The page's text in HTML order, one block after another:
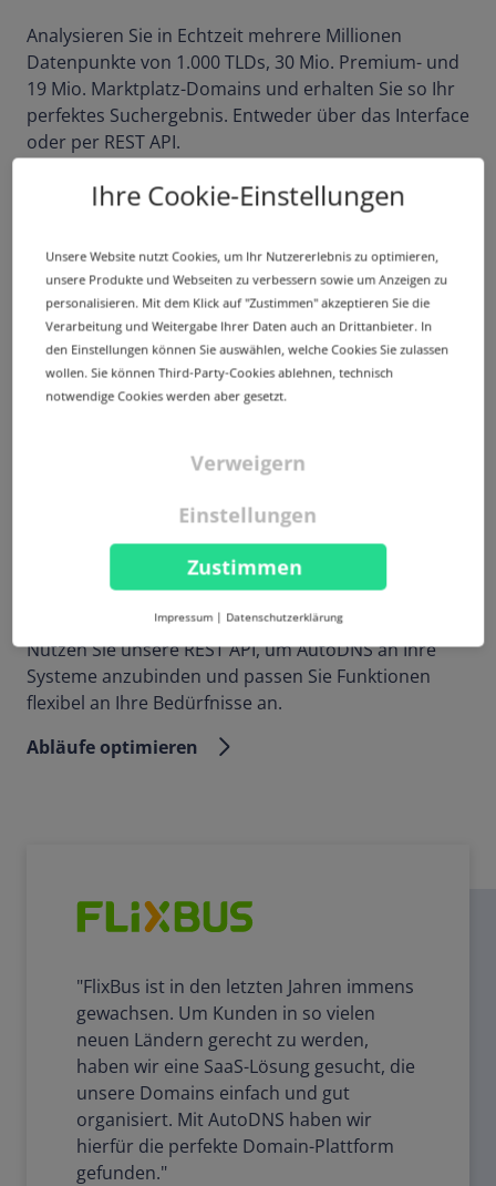
Analysieren Sie in Echtzeit mehrere Millionen
Datenpunkte von 1.000 TLDs, 30 Mio. Premium- und
19 Mio. Marktplatz-Domains und erhalten Sie so Ihr
perfektes Suchergebnis. Entweder über das Interface
oder per REST API.
Perfekte Domains finden
REST API
Welten verbinden.
An der richtigen Stelle.
Nutzen Sie unsere REST API, um AutoDNS an Ihre
Systeme anzubinden und passen Sie Funktionen
flexibel an Ihre Bedürfnisse an.
Abläufe optimieren
"FlixBus ist in den letzten Jahren immens
gewachsen. Um Kunden in so vielen
neuen Ländern gerecht zu werden,
haben wir eine SaaS-Lösung gesucht, die
unsere Domains einfach und gut
organisiert. Mit AutoDNS haben wir
hierfür die perfekte Domain-Plattform
gefunden."
Ihre Cookie-Einstellungen
Unsere Website nutzt Cookies, um Ihr Nutzererlebnis zu optimieren,
unsere Produkte und Webseiten zu verbessern sowie um Anzeigen zu
personalisieren. Mit dem Klick auf "Zustimmen" akzeptieren Sie die
Verarbeitung und Weitergabe Ihrer Daten auch an Drittanbieter. In
den Einstellungen können Sie auswählen, welche Cookies Sie zulassen
wollen. Sie können Third-Party-Cookies ablehnen, technisch
notwendige Cookies werden aber gesetzt.
Zustimmen
Verweigern
Einstellungen
Impressum | Datenschutzerklärung